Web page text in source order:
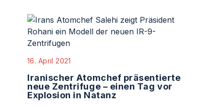
16. April 2021
Iranischer Atomchef präsentierte
neue Zentrifuge – einen Tag vor
Explosion in Natanz